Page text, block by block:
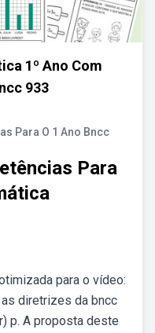
1º Ano Com
933
Para O 1 Ano Bncc
Para
para o vídeo:
diretrizes da bncc
p. A proposta deste